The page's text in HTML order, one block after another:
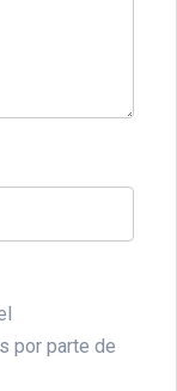
por parte de